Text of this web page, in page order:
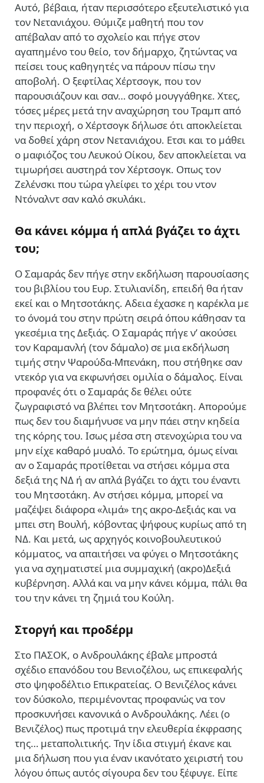
Αυτό, βέβαια, ήταν περισσότερο εξευτελιστικό για
τον Νετανιάχου. Θύμιζε μαθητή που τον
απέβαλαν από το σχολείο και πήγε στον
αγαπημένο του θείο, τον δήμαρχο, ζητώντας να
πείσει τους καθηγητές να πάρουν πίσω την
αποβολή. Ο ξεφτίλας Χέρτσογκ, που τον
παρουσιάζουν και σαν… σοφό μουγγάθηκε. Χτες,
τόσες μέρες μετά την αναχώρηση του Τραμπ από
την περιοχή, ο Χέρτσογκ δήλωσε ότι αποκλείεται
να δοθεί χάρη στον Νετανιάχου. Ετσι και το μάθει
ο μαφιόζος του Λευκού Οίκου, δεν αποκλείεται να
τιμωρήσει αυστηρά τον Χέρτσογκ. Οπως τον
Ζελένσκι που τώρα γλείφει το χέρι του ντον
Ντόναλντ σαν καλό σκυλάκι.
Θα κάνει κόμμα ή απλά βγάζει το άχτι
του;
Ο Σαμαράς δεν πήγε στην εκδήλωση παρουσίασης
του βιβλίου του Ευρ. Στυλιανίδη, επειδή θα ήταν
εκεί και ο Μητσοτάκης. Αδεια έχασκε η καρέκλα με
το όνομά του στην πρώτη σειρά όπου κάθησαν τα
γκεσέμια της Δεξιάς. Ο Σαμαράς πήγε ν’ ακούσει
τον Καραμανλή (τον δάμαλο) σε μια εκδήλωση
τιμής στην Ψαρούδα-Μπενάκη, που στήθηκε σαν
ντεκόρ για να εκφωνήσει ομιλία ο δάμαλος. Είναι
προφανές ότι ο Σαμαράς δε θέλει ούτε
ζωγραφιστό να βλέπει τον Μητσοτάκη. Απορούμε
πως δεν του διαμήνυσε να μην πάει στην κηδεία
της κόρης του. Ισως μέσα στη στενοχώρια του να
μην είχε καθαρό μυαλό. Το ερώτημα, όμως είναι
αν ο Σαμαράς προτίθεται να στήσει κόμμα στα
δεξιά της ΝΔ ή αν απλά βγάζει το άχτι του έναντι
του Μητσοτάκη. Αν στήσει κόμμα, μπορεί να
μαζέψει διάφορα «λιμά» της ακρο-Δεξιάς και να
μπει στη Βουλή, κόβοντας ψήφους κυρίως από τη
ΝΔ. Και μετά, ως αρχηγός κοινοβουλευτικού
κόμματος, να απαιτήσει να φύγει ο Μητσοτάκης
για να σχηματιστεί μια συμμαχική (ακρο)Δεξιά
κυβέρνηση. Αλλά και να μην κάνει κόμμα, πάλι θα
του την κάνει τη ζημιά του Κούλη.
Στοργή και προδέρμ
Στο ΠΑΣΟΚ, ο Ανδρουλάκης έβαλε μπροστά
σχέδιο επανόδου του Βενιοζέλου, ως επικεφαλής
στο ψηφοδέλτιο Επικρατείας. Ο Βενιζέλος κάνει
τον δύσκολο, περιμένοντας προφανώς να τον
προσκυνήσει κανονικά ο Ανδρουλάκης. Λέει (ο
Βενιζέλος) πως προτιμά την ελευθερία έκφρασης
της… μεταπολιτικής. Την ίδια στιγμή έκανε και
μια δήλωση που για έναν ικανότατο χειριστή του
λόγου όπως αυτός σίγουρα δεν του ξέφυγε. Είπε